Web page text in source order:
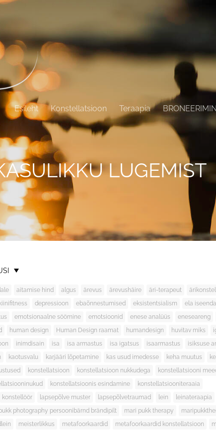
Esileht Konstellatsioon Teraapia
LUGEMIST
aitamise hind algus ärevus ärevushäire äri-terapeut
depressioon ebaõnnestumised eksistentsialism
ela
emotsionaalne söömine emotsioonid enese analüüs eneseareng
human design Human Design raamat humandesign huvitav miks
inimdisain isa isa armastus isa igatsus isaarmastus isiksuse
kaotusvalu karjääri lõpetamine kas usud imedesse keha muutus
konstellatsioon konstellatsioon nukkudega
konstellatsiooni
konstellatsioonis esindamine
konstellatsiooniteraaia
konstellöör lapsepõlve muster lapsepõlvetraumad lein leinateraapia
photography persoonibärnd brändipilt mari pukk therapy
meisterlikkus metafoorkaardid metafoorkaardid konstellatsioon